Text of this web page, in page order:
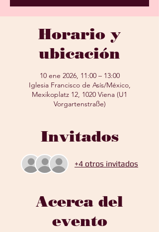
Horario y
ubicación
10 ene 2026, 11:00 – 13:00
Iglesia Francisco de Asís/México,
Mexikoplatz 12, 1020 Viena (U1
Vorgartenstraße)
Invitados
+4 otros invitados
Acerca del
evento